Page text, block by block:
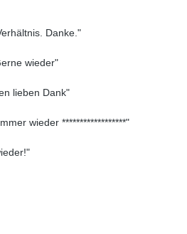
Danke."
wieder"
lieben Dank"
wieder ******************"